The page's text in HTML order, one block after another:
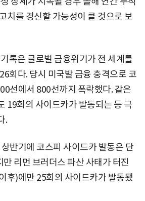
치를 경신할 가능성이 클 것으로 보
록은 글로벌 금융위기가 전 세계를
회다. 당시 미국발 금융 충격으로 코
선에서 800선까지 폭락했다. 같은
19회의 사이드카가 발동되는 등 극
.
반기에 코스피 사이드카 발동은 단
만 리먼 브러더스 파산 사태가 터진
후)에만 25회의 사이드카가 발동됐